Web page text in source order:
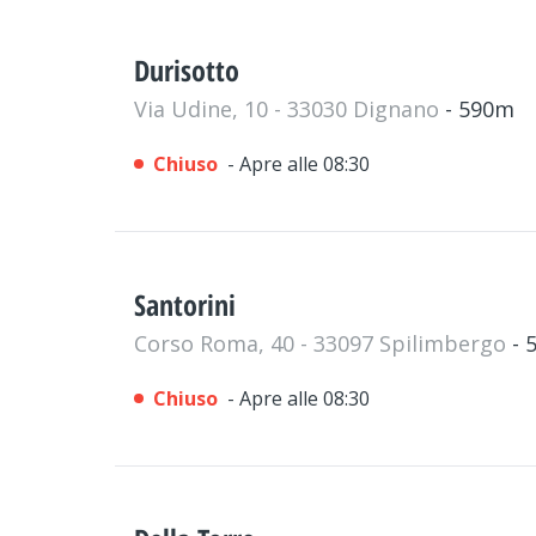
Durisotto
Via Udine, 10 - 33030 Dignano - 590m
Chiuso - Apre alle 08:30
Santorini
Corso Roma, 40 - 33097 Spilimbergo -
Chiuso - Apre alle 08:30